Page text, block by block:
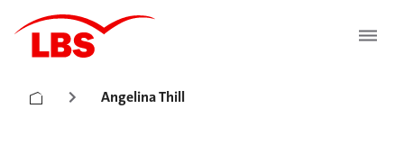
Angelina Thill